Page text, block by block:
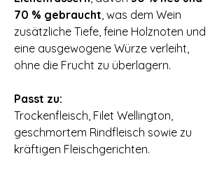
70 % gebraucht, was dem Wein
zusätzliche Tiefe, feine Holznoten und
eine ausgewogene Würze verleiht,
ohne die Frucht zu überlagern.
Passt zu:
Trockenfleisch, Filet Wellington,
geschmortem Rindfleisch sowie zu
kräftigen Fleischgerichten.